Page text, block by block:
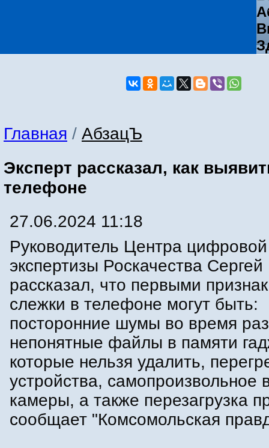
Главная / АбзацЪ
Эксперт рассказал, как
телефоне
27.06.2024 11:18
Руководитель Центра цифровой
экспертизы Роскачества Сергей
рассказал, что первыми
слежки в телефоне могут быть:
посторонние шумы во время
непонятные файлы в памяти
которые нельзя удалить,
устройства, самопроизвольное
камеры, а также перезагрузка
сообщает "Комсомольская